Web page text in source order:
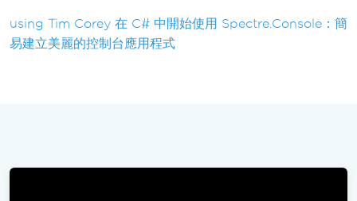
using Tim Corey 在 C# 中開始使用 Spectre.Console：簡
易建立美麗的控制台應用程式